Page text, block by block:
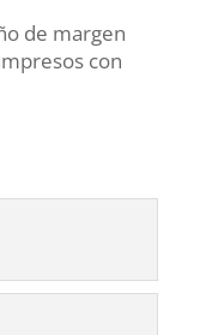
de margen
con